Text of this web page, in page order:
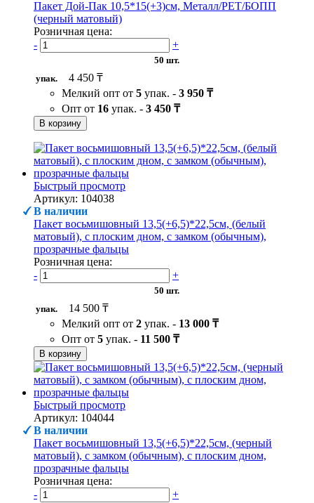
Пакет Дой-Пак 10,5*15(+3)см, Металл/PET/БОПП
(черный матовый)
Розничная цена:
-
+
50 шт.
упак.
4 450 ₸
Мелкий опт от 5 упак. - 3 950 ₸
Опт от 16 упак. - 3 450 ₸
В корзину
Быстрый просмотр
Артикул: 104038
В наличии
Пакет восьмишовный 13,5(+6,5)*22,5см, (белый
матовый), с плоским дном, с замком (обычным),
прозрачные фальцы
Розничная цена:
-
+
50 шт.
упак.
14 500 ₸
Мелкий опт от 2 упак. - 13 000 ₸
Опт от 5 упак. - 11 500 ₸
В корзину
Быстрый просмотр
Артикул: 104044
В наличии
Пакет восьмишовный 13,5(+6,5)*22,5см, (черный
матовый), с замком (обычным), с плоским дном,
прозрачные фальцы
Розничная цена:
-
+